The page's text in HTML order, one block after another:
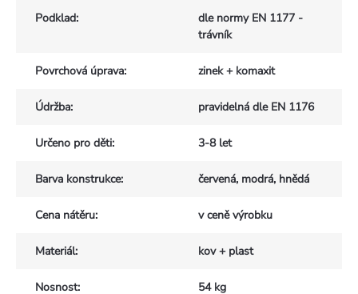
Podklad:
dle normy EN 1177 -
trávník
Povrchová úprava: zinek + komaxit
Údržba: pravidelná dle EN 1176
Určeno pro děti: 3-8 let
Barva konstrukce: červená, modrá, hnědá
Cena nátěru: v ceně výrobku
Materiál: kov + plast
Nosnost: 54 kg